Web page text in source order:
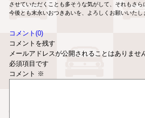
させていただくことも多そうな気がして、それもさら
今後とも末永いおつきあいを、よろしくお願いいたし
コメント(0)
コメントを残す
メールアドレスが公開されることはありませ
必須項目です
コメント ※